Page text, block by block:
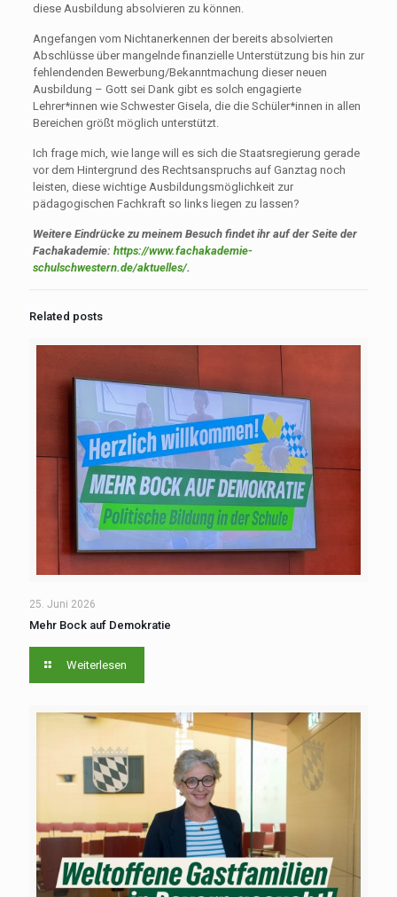
diese Ausbildung absolvieren zu können.
Angefangen vom Nichtanerkennen der bereits absolvierten
Abschlüsse über mangelnde finanzielle Unterstützung bis hin zur
fehlendenden Bewerbung/Bekanntmachung dieser neuen
Ausbildung – Gott sei Dank gibt es solch engagierte
Lehrer*innen wie Schwester Gisela, die die Schüler*innen in allen
Bereichen größt möglich unterstützt.
Ich frage mich, wie lange will es sich die Staatsregierung gerade
vor dem Hintergrund des Rechtsanspruchs auf Ganztag noch
leisten, diese wichtige Ausbildungsmöglichkeit zur
pädagogischen Fachkraft so links liegen zu lassen?
Weitere Eindrücke zu meinem Besuch findet ihr auf der Seite der
Fachakademie: https://www.fachakademie-
schulschwestern.de/aktuelles/.
Related posts
25. Juni 2026
Mehr Bock auf Demokratie
Weiterlesen